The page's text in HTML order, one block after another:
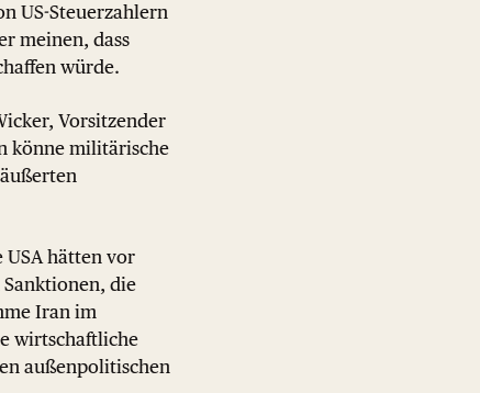
US-Steuerzahlern
meinen, dass
würde.
Vorsitzender
könne militärische
hätten vor
die
Iran im
wirtschaftliche
außenpolitischen